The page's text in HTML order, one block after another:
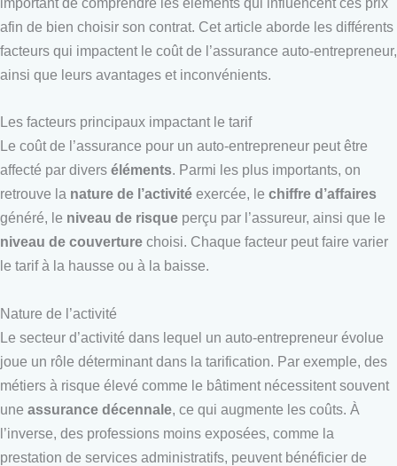
afin de bien choisir son contrat. Cet article aborde les différents
facteurs qui impactent le coût de l’assurance auto-entrepreneur,
ainsi que leurs avantages et inconvénients.
Les facteurs principaux impactant le tarif
Le coût de l’assurance pour un auto-entrepreneur peut être
affecté par divers éléments. Parmi les plus importants, on
retrouve la nature de l’activité exercée, le chiffre d’affaires
généré, le niveau de risque perçu par l’assureur, ainsi que le
niveau de couverture choisi. Chaque facteur peut faire varier
le tarif à la hausse ou à la baisse.
Nature de l’activité
Le secteur d’activité dans lequel un auto-entrepreneur évolue
joue un rôle déterminant dans la tarification. Par exemple, des
métiers à risque élevé comme le bâtiment nécessitent souvent
une assurance décennale, ce qui augmente les coûts. À
l’inverse, des professions moins exposées, comme la
prestation de services administratifs, peuvent bénéficier de